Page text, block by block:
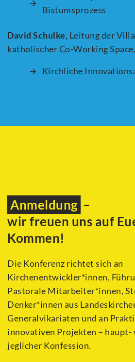
Bistumsprozess
David Schulke, Leitung der
katholischer Co-Working
Kirchliche
Anmeldung –
wir freuen uns auf
Kommen!
Die Konferenz richtet sich an
Kirchenentwickler*innen,
Pastorale Mitarbeiter*innen,
Denker*innen aus
Generalvikariaten und an
innovativen Projekten – haupt-
jeglicher Konfession.